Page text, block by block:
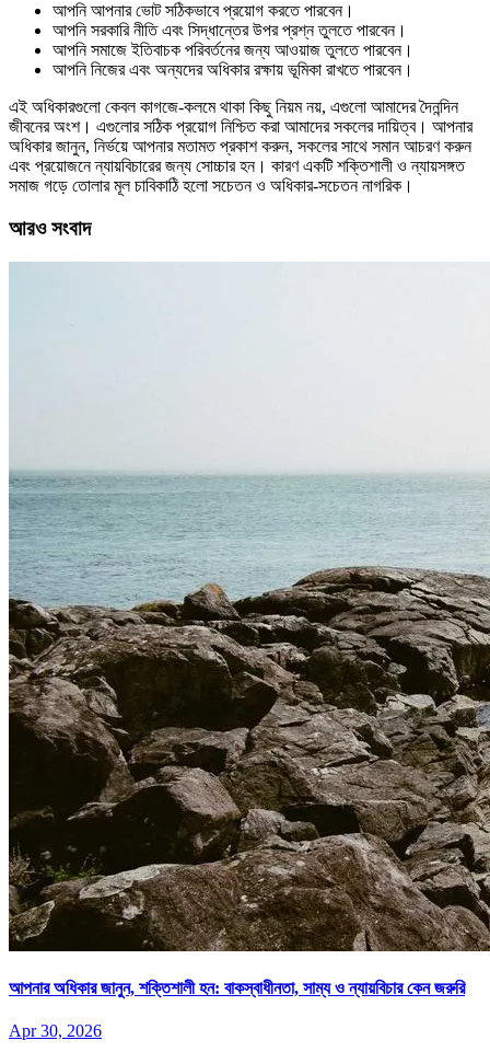
আপনি আপনার ভোট সঠিকভাবে প্রয়োগ করতে পারবেন।
আপনি সরকারি নীতি এবং সিদ্ধান্তের উপর প্রশ্ন তুলতে পারবেন।
আপনি সমাজে ইতিবাচক পরিবর্তনের জন্য আওয়াজ তুলতে পারবেন।
আপনি নিজের এবং অন্যদের অধিকার রক্ষায় ভূমিকা রাখতে পারবেন।
এই অধিকারগুলো কেবল কাগজে-কলমে থাকা কিছু নিয়ম নয়, এগুলো আমাদের দৈনন্দিন
জীবনের অংশ। এগুলোর সঠিক প্রয়োগ নিশ্চিত করা আমাদের সকলের দায়িত্ব। আপনার
অধিকার জানুন, নির্ভয়ে আপনার মতামত প্রকাশ করুন, সকলের সাথে সমান আচরণ করুন
এবং প্রয়োজনে ন্যায়বিচারের জন্য সোচ্চার হন। কারণ একটি শক্তিশালী ও ন্যায়সঙ্গত
সমাজ গড়ে তোলার মূল চাবিকাঠি হলো সচেতন ও অধিকার-সচেতন নাগরিক।
আরও সংবাদ
আপনার অধিকার জানুন, শক্তিশালী হন: বাকস্বাধীনতা, সাম্য ও ন্যায়বিচার কেন জরুরি
Apr 30, 2026